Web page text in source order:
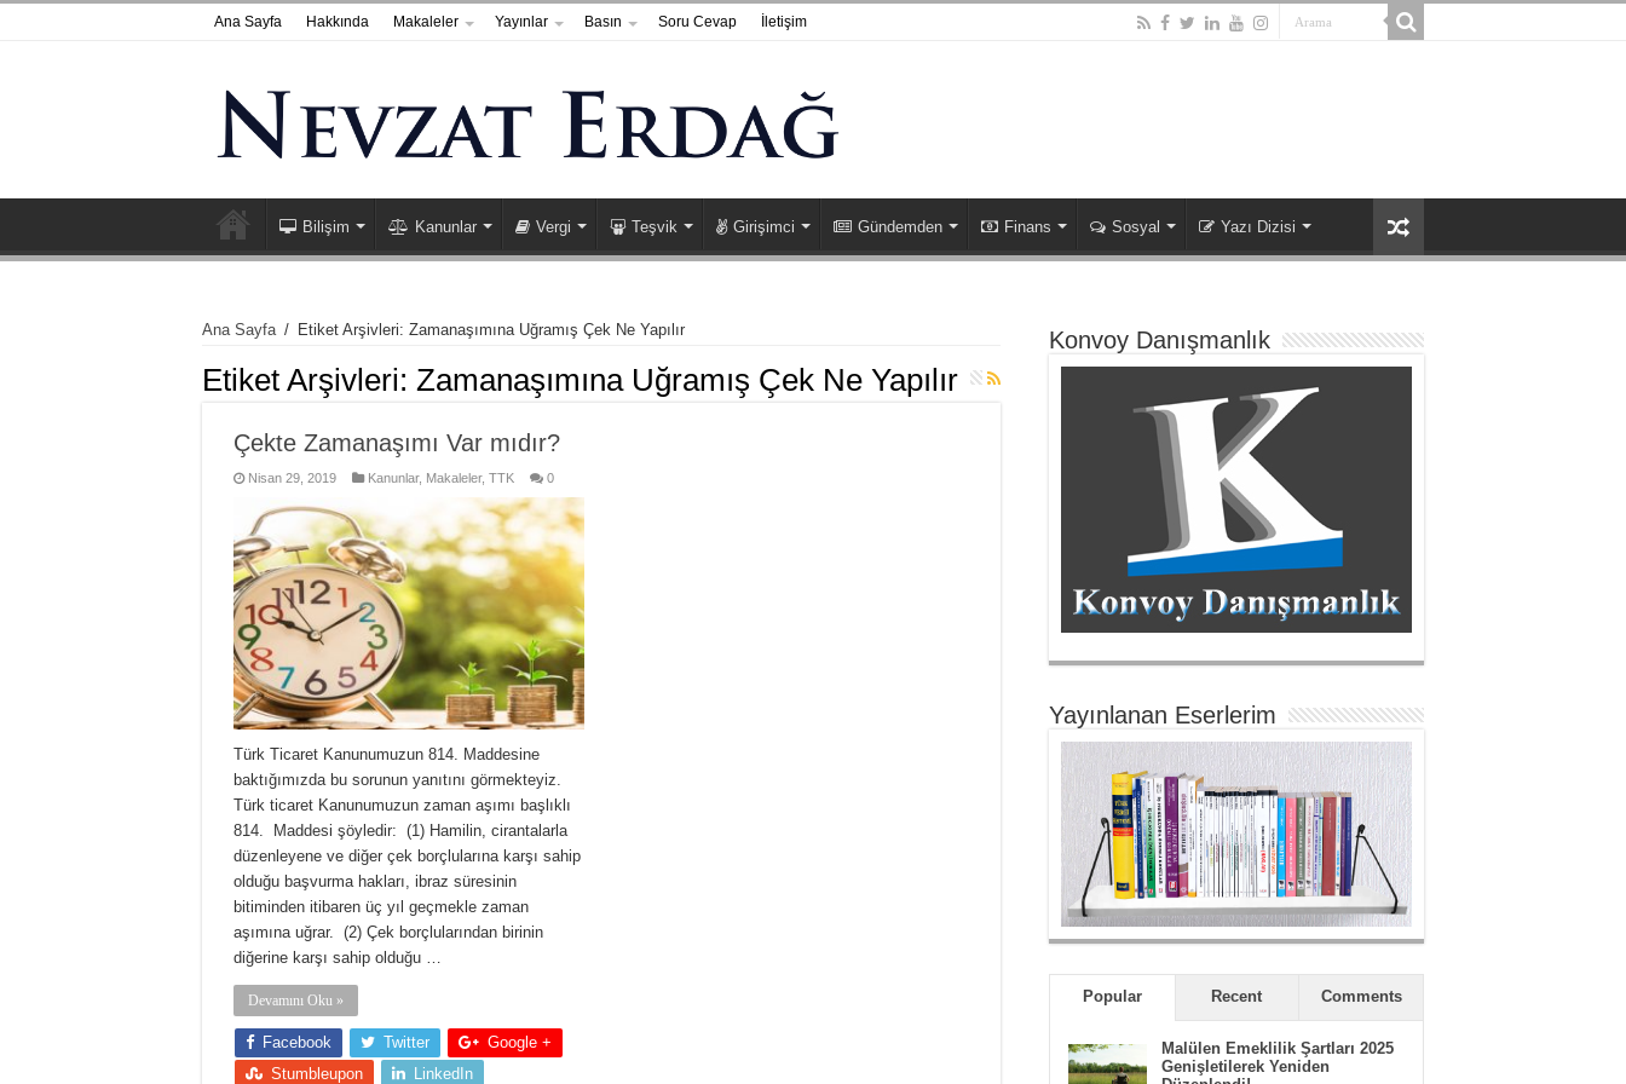
Ana Sayfa Hakkında Makaleler Yayınlar Basın Soru Cevap İletişim
Bilişim Kanunlar Vergi Teşvik Girişimci Gündemden Finans Sosyal Yazı Dizisi
Ana Sayfa / Etiket Arşivleri: Zamanaşımına Uğramış Çek Ne Yapılır
Etiket Arşivleri: Zamanaşımına Uğramış Çek Ne Yapılır
Çekte Zamanaşımı Var mıdır?
Nisan 29, 2019 Kanunlar, Makaleler, TTK 0
Türk Ticaret Kanunumuzun 814. Maddesine
baktığımızda bu sorunun yanıtını görmekteyiz.
Türk ticaret Kanunumuzun zaman aşımı başlıklı
814. Maddesi şöyledir: (1) Hamilin, cirantalarla
düzenleyene ve diğer çek borçlularına karşı sahip
olduğu başvurma hakları, ibraz süresinin
bitiminden itibaren üç yıl geçmekle zaman
aşımına uğrar. (2) Çek borçlularından birinin
diğerine karşı sahip olduğu …
Devamını Oku »
Facebook Twitter
Google +
Stumbleupon
LinkedIn
Konvoy Danışmanlık
Yayınlanan Eserlerim
Popular Recent Comments
Malülen Emeklilik Şartları 2025
Genişletilerek Yeniden